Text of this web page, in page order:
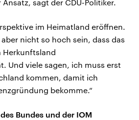
sagt der CDU-Politiker.
im Heimatland eröffnen.
nicht so hoch sein, dass das
Herkunftsland
Und viele sagen, ich muss erst
kommen, damit ich
bekomme.“
Bundes und der IOM